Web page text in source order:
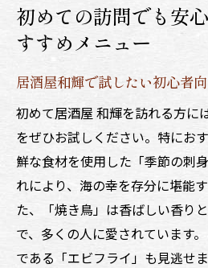
初めての訪問でも安
すすめメニュー
居酒屋和輝で試したい初心者
初めて居酒屋 和輝を訪れる方に
をぜひお試しください。特にお
鮮な食材を使用した「季節の刺
れにより、海の幸を存分に堪能
た、「焼き鳥」は香ばしい香り
で、多くの人に愛されています
である「エビフライ」も見逃せ